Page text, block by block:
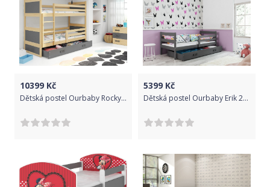
10399 Kč
Dětská postel Ourbaby Rocky 200x90 cm
5399 Kč
Dětská postel Ourbaby Erik 200x90 cm